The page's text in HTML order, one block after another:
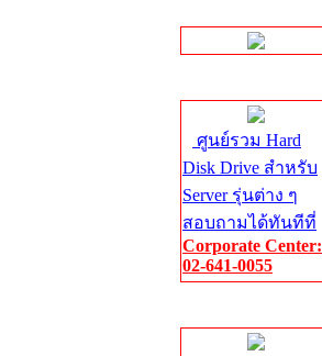
ศูนย์รวม Hard
Disk Drive สำหรับ
Server รุ่นต่าง ๆ
สอบถามได้ทันทีที่
Corporate Center:
02-641-0055